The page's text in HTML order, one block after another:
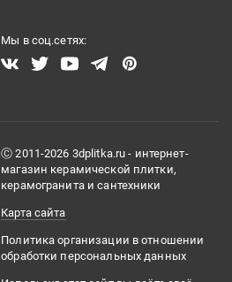
Мы в соц.сетях:
Ⓒ 2011-2026 3dplitka.ru - интернет-
магазин керамической плитки,
керамогранита и сантехники
Карта сайта
Политика организации в отношении
обработки персональных данных